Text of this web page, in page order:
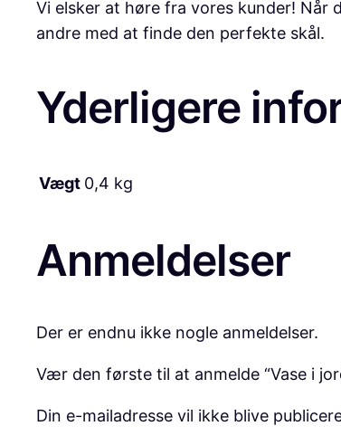
Vi elsker at høre fra vores kunder! Når
andre med at finde den perfekte skål.
Yderligere
Vægt 0,4 kg
Anmeldelser
Der er endnu ikke nogle anmeldelser.
Vær den første til at anmelde “Vase i
Din e-mailadresse vil ikke blive